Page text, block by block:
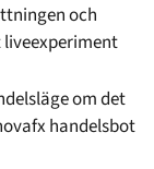
och
liveexperiment
om det
handelsbot